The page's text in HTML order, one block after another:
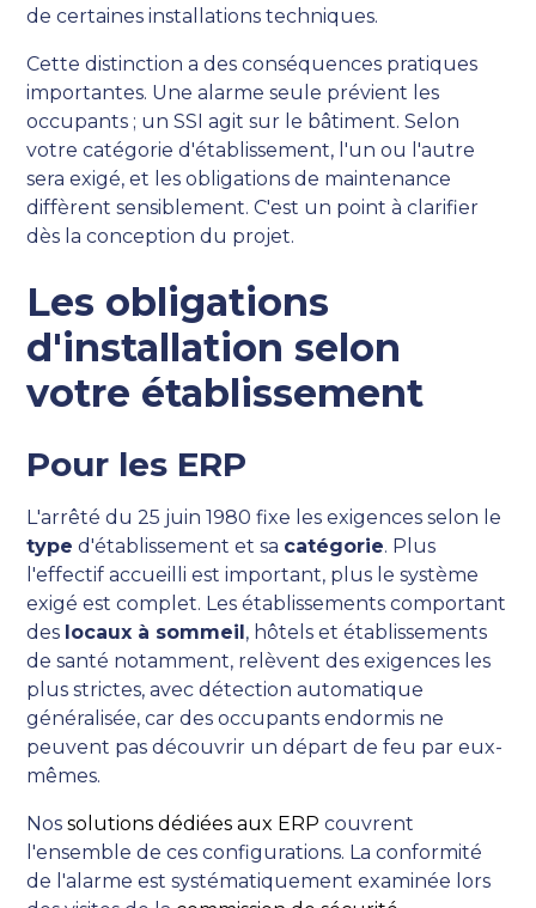
de certaines installations techniques.
Cette distinction a des conséquences pratiques
importantes. Une alarme seule prévient les
occupants ; un SSI agit sur le bâtiment. Selon
votre catégorie d'établissement, l'un ou l'autre
sera exigé, et les obligations de maintenance
diffèrent sensiblement. C'est un point à clarifier
dès la conception du projet.
Les obligations
d'installation selon
votre établissement
Pour les ERP
L'arrêté du 25 juin 1980 fixe les exigences selon le
type d'établissement et sa catégorie. Plus
l'effectif accueilli est important, plus le système
exigé est complet. Les établissements comportant
des locaux à sommeil, hôtels et établissements
de santé notamment, relèvent des exigences les
plus strictes, avec détection automatique
généralisée, car des occupants endormis ne
peuvent pas découvrir un départ de feu par eux-
mêmes.
Nossolutions dédiées aux ERP couvrent
l'ensemble de ces configurations. La conformité
de l'alarme est systématiquement examinée lors